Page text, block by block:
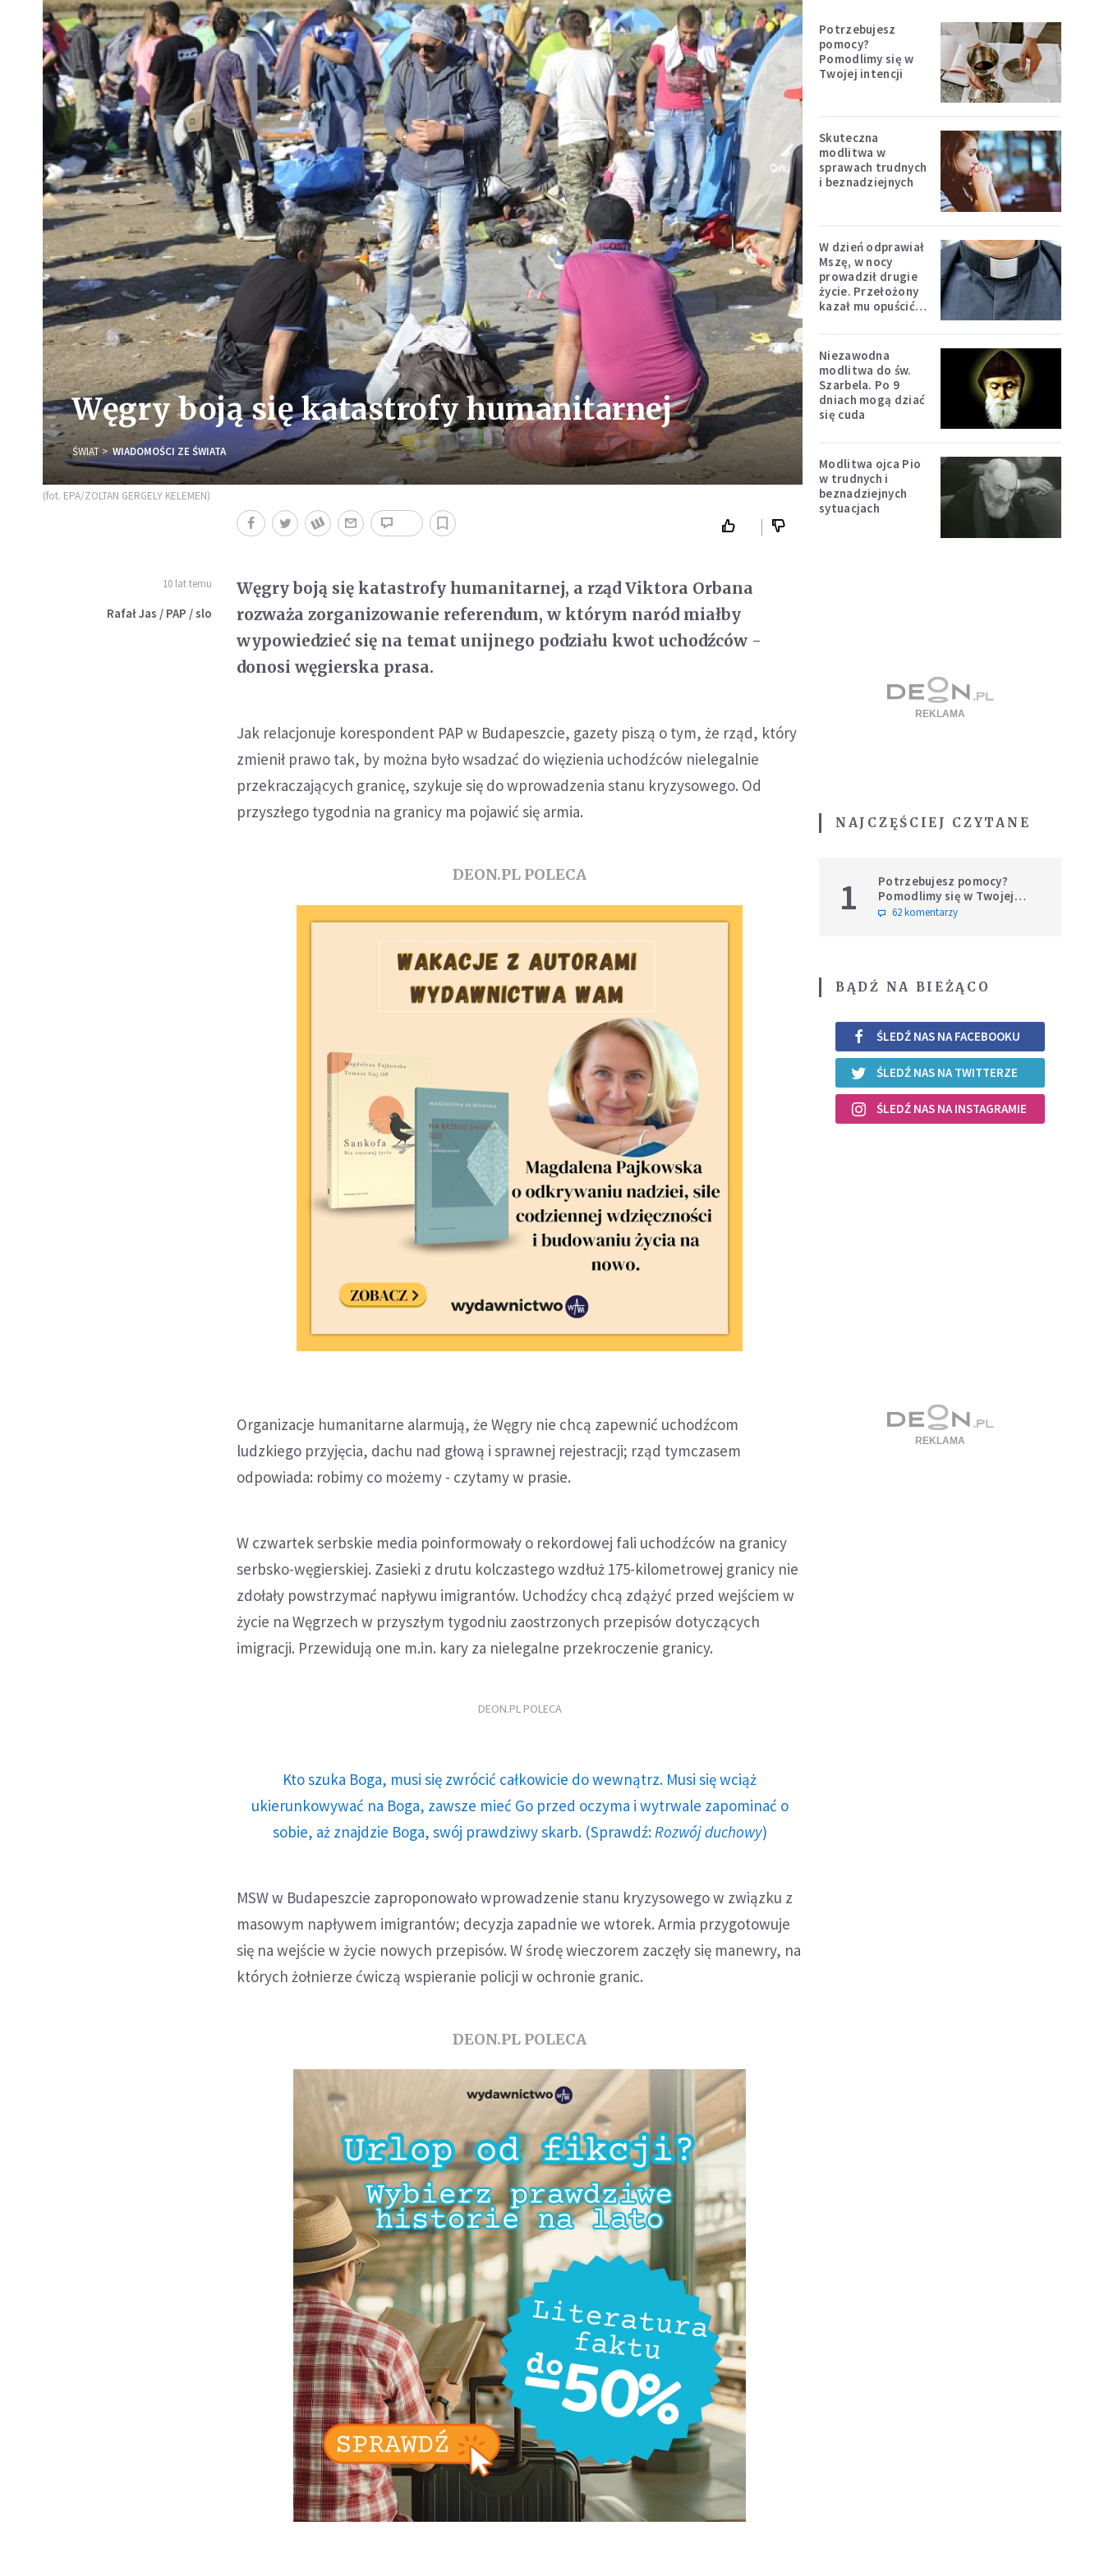
Węgry boją się katastrofy humanitarnej
ŚWIAT WIADOMOŚCI ZE ŚWIATA
(fot. EPA/ZOLTAN GERGELY KELEMEN)
10 lat temu
Rafał Jas / PAP / slo
Węgry boją się katastrofy humanitarnej, a rząd Viktora Orbana
rozważa zorganizowanie referendum, w którym naród miałby
wypowiedzieć się na temat unijnego podziału kwot uchodźców -
donosi węgierska prasa.
Jak relacjonuje korespondent PAP w Budapeszcie, gazety piszą o tym, że rząd, który
zmienił prawo tak, by można było wsadzać do więzienia uchodźców nielegalnie
przekraczających granicę, szykuje się do wprowadzenia stanu kryzysowego. Od
przyszłego tygodnia na granicy ma pojawić się armia.
DEON.PL POLECA
Organizacje humanitarne alarmują, że Węgry nie chcą zapewnić uchodźcom
ludzkiego przyjęcia, dachu nad głową i sprawnej rejestracji; rząd tymczasem
odpowiada: robimy co możemy - czytamy w prasie.
W czwartek serbskie media poinformowały o rekordowej fali uchodźców na granicy
serbsko-węgierskiej. Zasieki z drutu kolczastego wzdłuż 175-kilometrowej granicy nie
zdołały powstrzymać napływu imigrantów. Uchodźcy chcą zdążyć przed wejściem w
życie na Węgrzech w przyszłym tygodniu zaostrzonych przepisów dotyczących
imigracji. Przewidują one m.in. kary za nielegalne przekroczenie granicy.
DEON.PL POLECA
Kto szuka Boga, musi się zwrócić całkowicie do wewnątrz. Musi się wciąż
ukierunkowywać na Boga, zawsze mieć Go przed oczyma i wytrwale zapominać o
sobie, aż znajdzie Boga, swój prawdziwy skarb. (Sprawdź: Rozwój duchowy)
MSW w Budapeszcie zaproponowało wprowadzenie stanu kryzysowego w związku z
masowym napływem imigrantów; decyzja zapadnie we wtorek. Armia przygotowuje
się na wejście w życie nowych przepisów. W środę wieczorem zaczęły się manewry, na
których żołnierze ćwiczą wspieranie policji w ochronie granic.
DEON.PL POLECA
Potrzebujesz
pomocy?
Pomodlimy się w
Twojej intencji
Skuteczna
modlitwa w
sprawach trudnych
i beznadziejnych
W dzień odprawiał
Mszę, w nocy
prowadził drugie
życie. Przełożony
kazał mu opuścić
Niezawodna
modlitwa do św.
Szarbela. Po 9
dniach mogą dziać
się cuda
Modlitwa ojca Pio
w trudnych i
beznadziejnych
sytuacjach
NAJCZĘŚCIEJ CZYTANE
1
Potrzebujesz pomocy?
Pomodlimy się w Twojej
intencji
62 komentarzy
BĄDŹ NA BIEŻĄCO
ŚLEDŹ NAS NA FACEBOOKU
ŚLEDŹ NAS NA TWITTERZE
ŚLEDŹ NAS NA INSTAGRAMIE